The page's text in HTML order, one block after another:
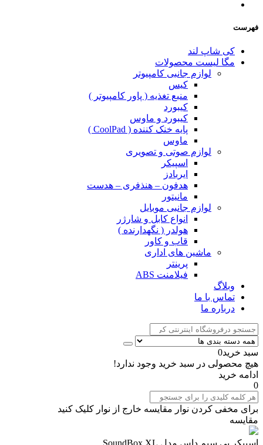
فهرست
کی شاپ لند
مگا لیست محصولات
لوازم جانبی کامپیوتر
کیس
منبع تغذیه ( پاور کامپیوتر )
کیبورد
کیبورد و ماوس
پایه خنک کننده ( CoolPad )
ماوس
لوازم صوتی و تصویری
اسپیکر
ایربادز
هدفون – هنذفری – هدست
مانیتور
لوازم جانبی موبایل
انواع کابل و شارژر
هولدر ( نگهدارنده )
قاب و کاور
ماشین های اداری
پرینتر
فیلامنت ABS
وبلاگ
تماس با ما
درباره ما
سبد خرید0
هیچ محصولی در سبد خرید وجود ندارد!
ادامه خرید
0
برای مخفی کردن نوار مقایسه خارج از نوار کلیک کنید
مقایسه